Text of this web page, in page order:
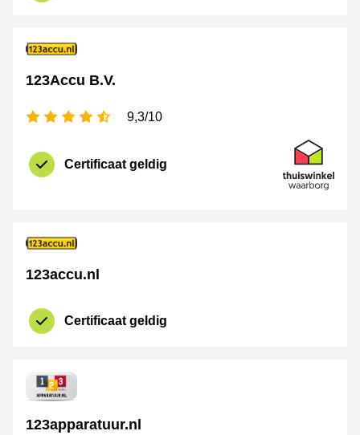
123Accu B.V.
4,5 sterren
9,3/10
Certificaat geldig
certificaat
Thuiswinkel
123accu.nl
Certificaat geldig
123apparatuur.nl